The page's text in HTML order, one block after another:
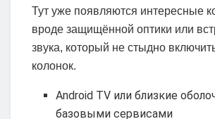
Тут уже появляются интересные
вроде защищённой оптики или
звука, который не стыдно
колонок.
Android TV или близкие
базовыми сервисами